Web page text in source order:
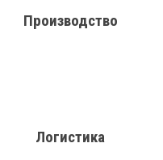
Производство
Логистика